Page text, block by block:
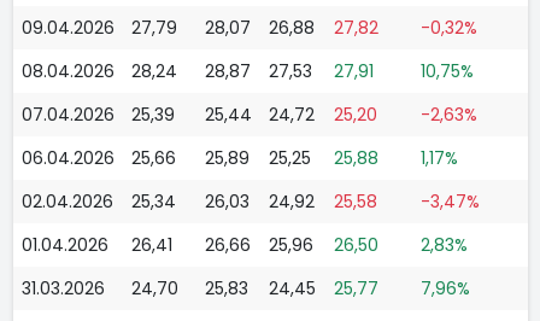
09.04.2026
27,79 28,07 26,88 27,82
-0,32%
08.04.2026
28,24 28,87 27,53 27,91
10,75%
07.04.2026
25,39 25,44 24,72 25,20
-2,63%
06.04.2026
25,66 25,89 25,25 25,88
1,17%
02.04.2026
25,34 26,03 24,92 25,58
-3,47%
01.04.2026
26,41 26,66 25,96 26,50
2,83%
31.03.2026
24,70 25,83 24,45 25,77
7,96%